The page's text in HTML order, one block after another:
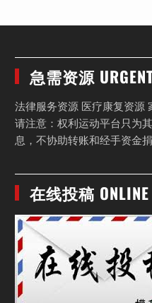
急需资源
法律服务资源 医疗康复资源
请注意：权利运动平台只为
息，不协助转账和经手资金
在线投稿